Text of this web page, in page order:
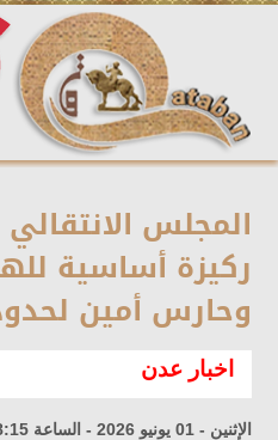
المجلس
ركيزة أساسية
وحارس أمين
اخبار عدن
الإثنين - 01 يونيو 2026 - الساعة 08:15 م